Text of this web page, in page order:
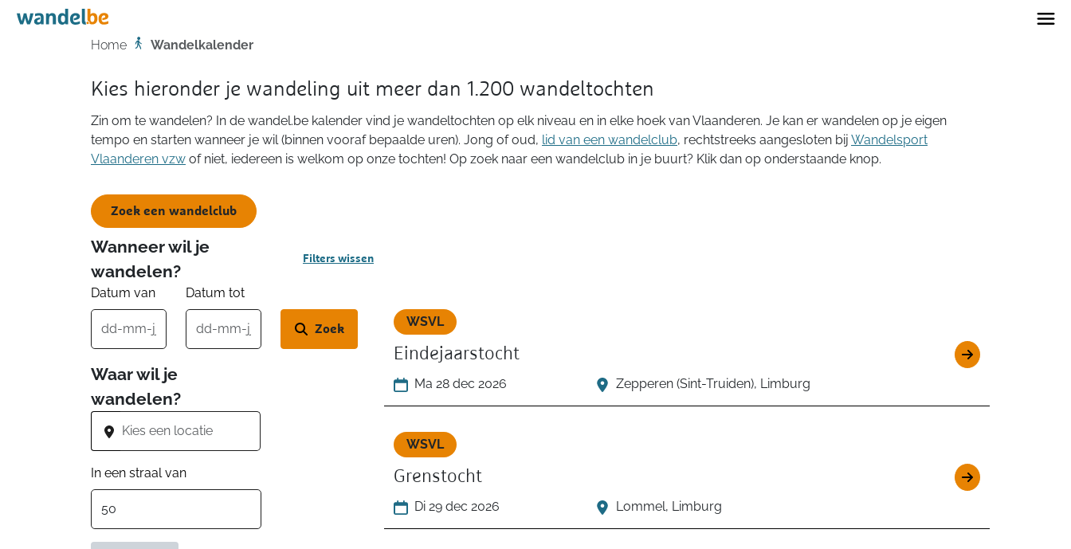
Home
Home Wandelkalender
Kies hieronder je wandeling uit meer dan 1.200 wandeltochten
Zin om te wandelen? In de wandel.be kalender vind je wandeltochten op elk niveau en in elke hoek van Vlaanderen. Je kan er wandelen op je eigen
tempo en starten wanneer je wil (binnen vooraf bepaalde uren). Jong of oud, lid van een wandelclub, rechtstreeks aangesloten bij Wandelsport
Vlaanderen vzw of niet, iedereen is welkom op onze tochten! Op zoek naar een wandelclub in je buurt? Klik dan op onderstaande knop.
Zoek een wandelclub
Wanneer wil je
wandelen?
Filters wissen
Datum van Datum tot
Waar wil je
wandelen?
In een straal van
Zoek WSVL
Eindejaarstocht
Ma 28 dec 2026 Zepperen (Sint-Truiden), Limburg
WSVL
Grenstocht
Di 29 dec 2026 Lommel, Limburg